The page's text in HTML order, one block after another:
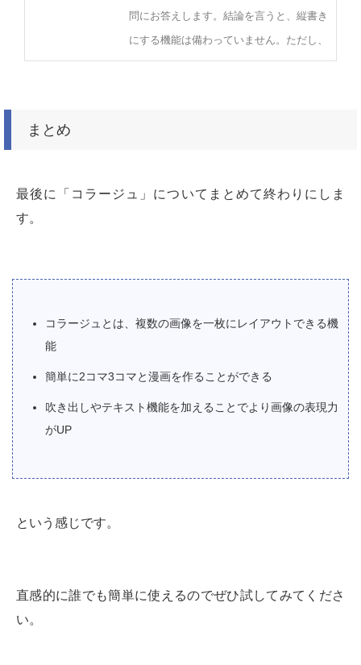
問にお答えします。結論を言うと、縦書き
にする機能は備わっていません。ただし、
まとめ
最後に「コラージュ」についてまとめて終わりにしま
す。
コラージュとは、複数の画像を一枚にレイアウトできる機
能
簡単に2コマ3コマと漫画を作ることができる
吹き出しやテキスト機能を加えることでより画像の表現力
がUP
という感じです。
直感的に誰でも簡単に使えるのでぜひ試してみてくださ
い。